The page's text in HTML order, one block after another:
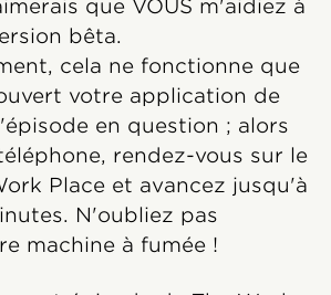
que VOUS m'aidiez à
bêta.
cela ne fonctionne que
votre application de
en question ; alors
rendez-vous sur le
Place et avancez jusqu'à
N'oubliez pas
machine à fumée !